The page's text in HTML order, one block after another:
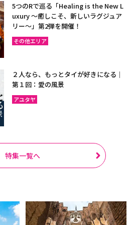
5つのRで巡る「Healing is the New L
uxury ～癒しこそ、新しいラグジュア
リー〜」第2弾を開催！
その他エリア
２人なら、もっとタイが好きになる｜
第１回：愛の風景
アユタヤ
特集一覧へ